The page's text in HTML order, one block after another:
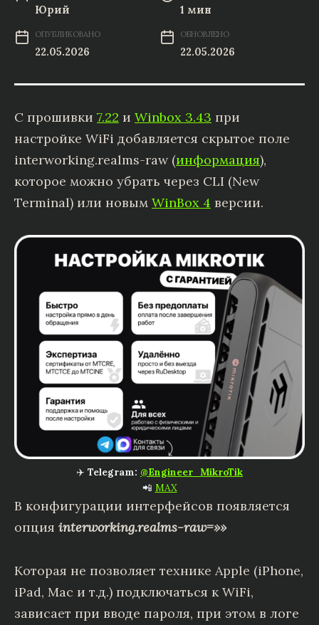
Юрий 1 мин
ОПУБЛИКОВАНО
22.05.2026
ОБНОВЛЕНО
22.05.2026
С прошивки 7.22 и Winbox 3.43 при
настройке WiFi добавляется скрытое поле
interworking.realms-raw (информация),
которое можно убрать через CLI (New
Terminal) или новым WinBox 4 версии.
✈️ Telegram: @Engineer_MikroTik
📲 MAX
В конфигурации интерфейсов появляется
опция interworking.realms-raw=»»
Которая не позволяет технике Apple (iPhone,
iPad, Mac и т.д.) подключаться к WiFi,
зависает при вводе пароля, при этом в логе